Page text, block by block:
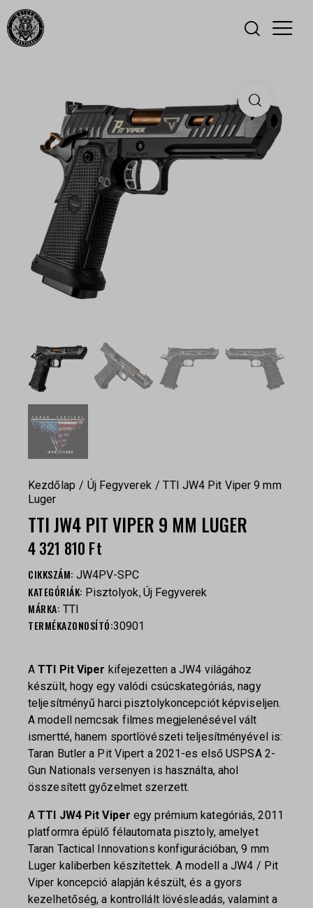
Kezdőlap Új Fegyverek
TTI JW4 Pit Viper 9 mm
Luger
TTI JW4 PIT VIPER 9 MM LUGER
4 321 810 Ft
CIKKSZÁM: JW4PV-SPC
KATEGÓRIÁK: Pisztolyok, Új Fegyverek
MÁRKA: TTI
TERMÉKAZONOSÍTÓ:30901
ATTI Pit Viper kifejezetten a JW4 világához
készült, hogy egy valódi csúcskategóriás, nagy
teljesítményű harci pisztolykoncepciót képviseljen.
A modell nemcsak filmes megjelenésével vált
ismertté, hanem sportlövészeti teljesítményével is:
Taran Butler a Pit Vipert a 2021-es első USPSA 2-
Gun Nationals versenyen is használta, ahol
összesített győzelmet szerzett.
ATTI JW4 Pit Viper egy prémium kategóriás, 2011
platformra épülő félautomata pisztoly, amelyet
Taran Tactical Innovations konfigurációban, 9 mm
Luger kaliberben készítettek. A modell a JW4 / Pit
Viper koncepció alapján készült, és a gyors
kezelhetőség, a kontrollált lövésleadás, valamint a